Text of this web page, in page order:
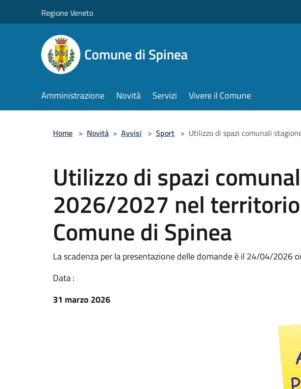
Regione Veneto
Comune di Spinea
Amministrazione Novità Servizi Vivere il Comune
Home > Novità > Avvisi > Sport > Utilizzo di spazi comunali
Utilizzo di spazi
2026/2027 nel
Comune di Spinea
La scadenza per la presentazione delle domande è il 24/04/2026
Data :
31 marzo 2026